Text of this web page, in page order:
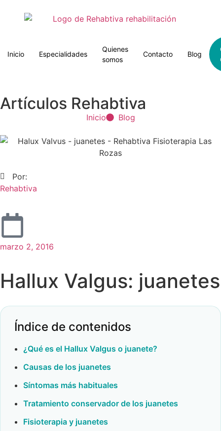
Inicio Especialidades
Quienes
somos
Contacto Blog
Artículos Rehabtiva
Inicio Blog
Por:
Rehabtiva
marzo 2, 2016
Hallux Valgus: juanetes
Índice de contenidos
¿Qué es el Hallux Valgus o juanete?
Causas de los juanetes
Síntomas más habituales
Tratamiento conservador de los juanetes
Fisioterapia y juanetes